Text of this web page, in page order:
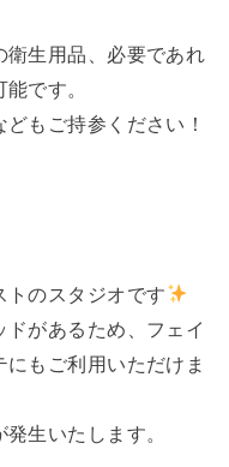
衛生用品、必要であれ
です。
もご持参ください！
トのスタジオです
があるため、フェイ
もご利用いただけま
生いたします。